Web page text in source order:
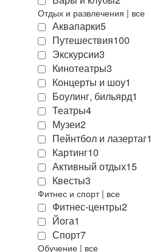
Отдых и развлечения | все
Аквапарки5
Путешествия100
Экскурсии3
Кинотеатры3
Концерты и шоу1
Боулинг, бильярд1
Театры4
Музеи2
Пейнтбол и лазертаг1
Картинг10
Активный отдых15
Квесты3
Фитнес и спорт | все
Фитнес-центры2
Йога1
Спорт7
Обучение | все